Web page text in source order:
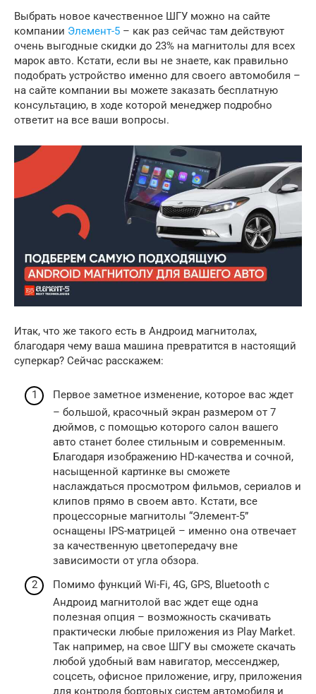
Выбрать новое качественное ШГУ можно на сайте
компании Элемент-5 – как раз сейчас там действуют
очень выгодные скидки до 23% на магнитолы для всех
марок авто. Кстати, если вы не знаете, как правильно
подобрать устройство именно для своего автомобиля –
на сайте компании вы можете заказать бесплатную
консультацию, в ходе которой менеджер подробно
ответит на все ваши вопросы.
Итак, что же такого есть в Андроид магнитолах,
благодаря чему ваша машина превратится в настоящий
суперкар? Сейчас расскажем:
Первое заметное изменение, которое вас ждет
– большой, красочный экран размером от 7
дюймов, с помощью которого салон вашего
авто станет более стильным и современным.
Благодаря изображению HD-качества и сочной,
насыщенной картинке вы сможете
наслаждаться просмотром фильмов, сериалов и
клипов прямо в своем авто. Кстати, все
процессорные магнитолы “Элемент-5”
оснащены IPS-матрицей – именно она отвечает
за качественную цветопередачу вне
зависимости от угла обзора.
Помимо функций Wi-Fi, 4G, GPS, Bluetooth с
Андроид магнитолой вас ждет еще одна
полезная опция – возможность скачивать
практически любые приложения из Play Market.
Так например, на свое ШГУ вы сможете скачать
любой удобный вам навигатор, мессенджер,
соцсеть, офисное приложение, игру, приложения
для контроля бортовых систем автомобиля и